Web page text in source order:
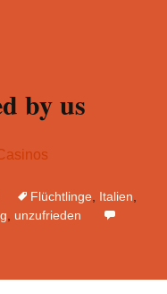
by us
Flüchtlinge Italien
unzufrieden